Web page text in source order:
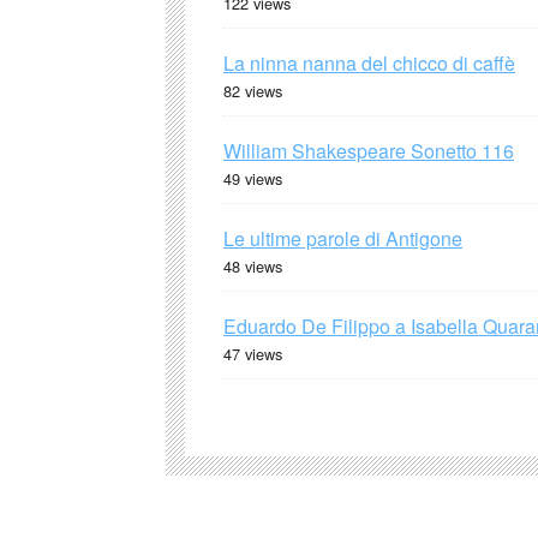
La ninna nanna del chicco di caffè
82 views
William Shakespeare Sonetto 116
49 views
Le ultime parole di Antigone
48 views
Eduardo De Filippo a Isabella
47 views